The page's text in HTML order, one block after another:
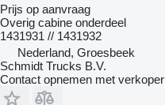
Prijs op aanvraag
Overig cabine onderdeel
1431931 // 1431932
Nederland, Groesbeek
Schmidt Trucks B.V.
Contact opnemen met verkoper